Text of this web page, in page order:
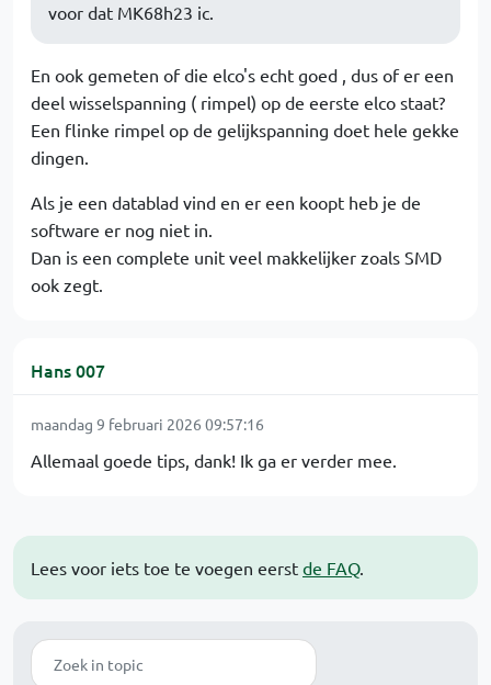
Lees voor iets toe te voegen eerst de FAQ.
Zoek
voor dat MK68h23 ic.
En ook gemeten of die elco's echt goed , dus of er een
deel wisselspanning ( rimpel) op de eerste elco staat?
Een flinke rimpel op de gelijkspanning doet hele gekke
dingen.
Als je een datablad vind en er een koopt heb je de
software er nog niet in.
Dan is een complete unit veel makkelijker zoals SMD
ook zegt.
Hans 007
maandag 9 februari 2026 09:57:16
Allemaal goede tips, dank! Ik ga er verder mee.